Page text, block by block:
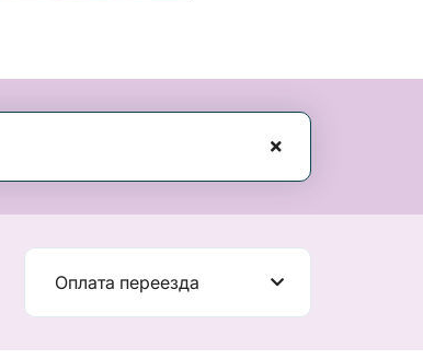
Оплата переезда